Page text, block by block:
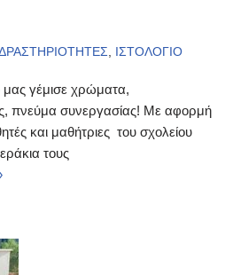
, ΙΣΤΟΛΟΓΙΟ
γέμισε χρώματα,
πνεύμα συνεργασίας! Με αφορμή
και μαθήτριες του σχολείου
τους